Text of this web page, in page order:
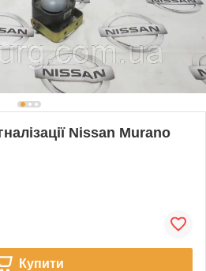
Nissan Murano
Купити